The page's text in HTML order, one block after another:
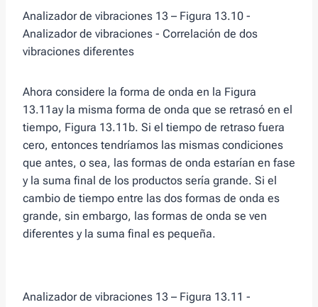
Analizador de vibraciones 13 – Figura 13.10 -
Analizador de vibraciones - Correlación de dos
vibraciones diferentes
Ahora considere la forma de onda en la Figura
13.11ay la misma forma de onda que se retrasó en el
tiempo, Figura 13.11b. Si el tiempo de retraso fuera
cero, entonces tendríamos las mismas condiciones
que antes, o sea, las formas de onda estarían en fase
y la suma final de los productos sería grande. Si el
cambio de tiempo entre las dos formas de onda es
grande, sin embargo, las formas de onda se ven
diferentes y la suma final es pequeña.
Analizador de vibraciones 13 – Figura 13.11 -